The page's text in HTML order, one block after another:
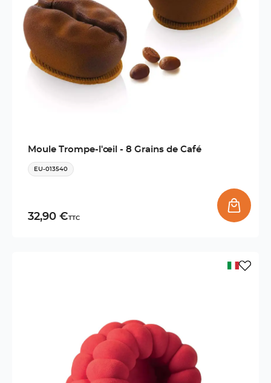
Moule Trompe-l'œil - 8 Grains de Café
EU-013540
32,90 €TTC